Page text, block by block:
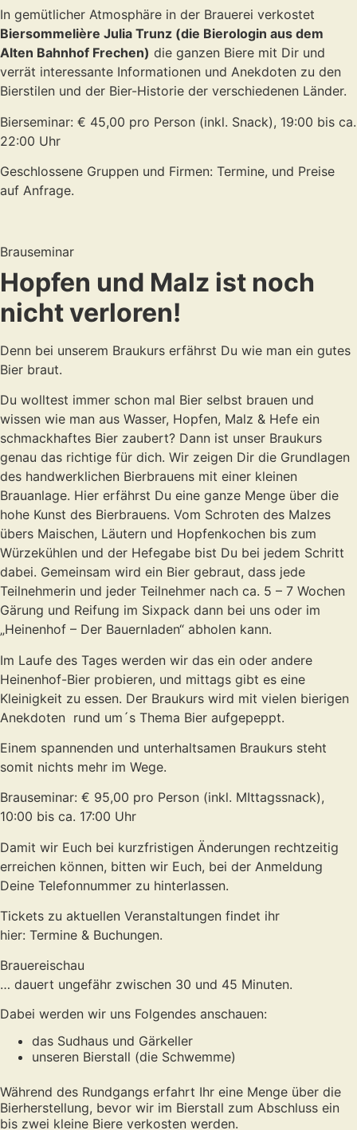
In gemütlicher Atmosphäre in der Brauerei verkostet
Biersommelière Julia Trunz (die Bierologin aus dem
Alten Bahnhof Frechen) die ganzen Biere mit Dir und
verrät interessante Informationen und Anekdoten zu den
Bierstilen und der Bier-Historie der verschiedenen Länder.
Bierseminar: € 45,00 pro Person (inkl. Snack), 19:00 bis ca.
22:00 Uhr
Geschlossene Gruppen und Firmen: Termine, und Preise
auf Anfrage.
Brauseminar
Hopfen und Malz ist noch
nicht verloren!
Denn bei unserem Braukurs erfährst Du wie man ein gutes
Bier braut.
Du wolltest immer schon mal Bier selbst brauen und
wissen wie man aus Wasser, Hopfen, Malz & Hefe ein
schmackhaftes Bier zaubert? Dann ist unser Braukurs
genau das richtige für dich. Wir zeigen Dir die Grundlagen
des handwerklichen Bierbrauens mit einer kleinen
Brauanlage. Hier erfährst Du eine ganze Menge über die
hohe Kunst des Bierbrauens. Vom Schroten des Malzes
übers Maischen, Läutern und Hopfenkochen bis zum
Würzekühlen und der Hefegabe bist Du bei jedem Schritt
dabei. Gemeinsam wird ein Bier gebraut, dass jede
Teilnehmerin und jeder Teilnehmer nach ca. 5 – 7 Wochen
Gärung und Reifung im Sixpack dann bei uns oder im
„Heinenhof – Der Bauernladen“ abholen kann.
Im Laufe des Tages werden wir das ein oder andere
Heinenhof-Bier probieren, und mittags gibt es eine
Kleinigkeit zu essen. Der Braukurs wird mit vielen bierigen
Anekdoten rund um´s Thema Bier aufgepeppt.
Einem spannenden und unterhaltsamen Braukurs steht
somit nichts mehr im Wege.
Brauseminar: € 95,00 pro Person (inkl. MIttagssnack),
10:00 bis ca. 17:00 Uhr
Damit wir Euch bei kurzfristigen Änderungen rechtzeitig
erreichen können, bitten wir Euch, bei der Anmeldung
Deine Telefonnummer zu hinterlassen.
Tickets zu aktuellen Veranstaltungen findet ihr
hier: Termine & Buchungen.
Brauereischau
… dauert ungefähr zwischen 30 und 45 Minuten.
Dabei werden wir uns Folgendes anschauen:
das Sudhaus und Gärkeller
unseren Bierstall (die Schwemme)
Während des Rundgangs erfahrt Ihr eine Menge über die
Bierherstellung, bevor wir im Bierstall zum Abschluss ein
bis zwei kleine Biere verkosten werden.